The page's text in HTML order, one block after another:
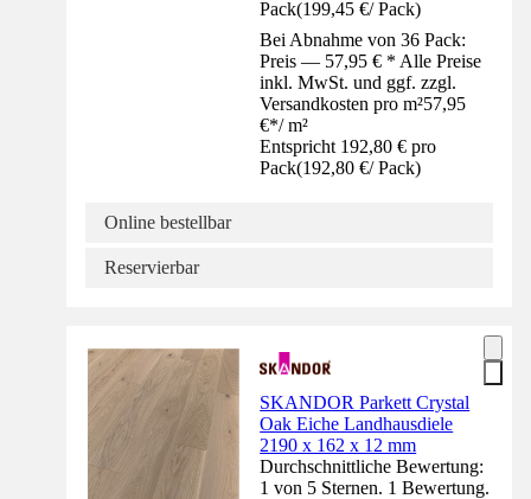
Pack(199,45 €/ Pack)
Bei Abnahme von 36 Pack:
Preis — 57,95 € * Alle Preise
inkl. MwSt. und ggf. zzgl.
Versandkosten pro m²57,95
€*/ m²
Entspricht 192,80 € pro
Pack(192,80 €/ Pack)
Online bestellbar
Reservierbar
SKANDOR Parkett Crystal
Oak Eiche Landhausdiele
2190 x 162 x 12 mm
Durchschnittliche Bewertung:
1 von 5 Sternen. 1 Bewertung.